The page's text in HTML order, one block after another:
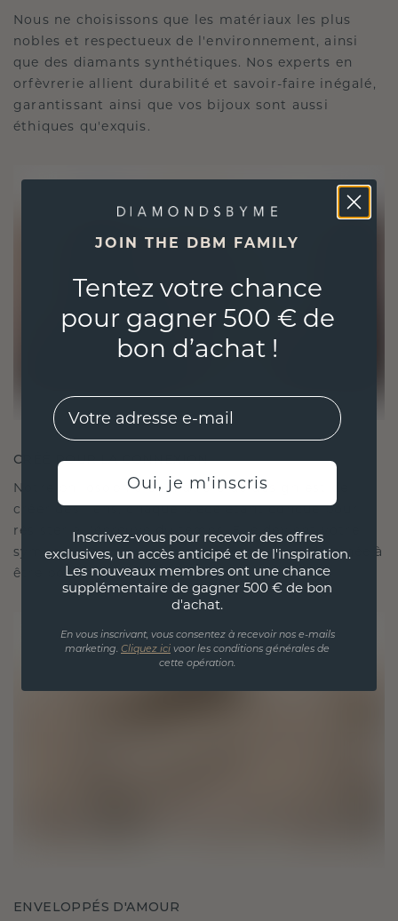
Nous ne choisissons que les matériaux les plus
nobles et respectueux de l'environnement, ainsi
que des diamants synthétiques. Nos experts en
orfèvrerie allient durabilité et savoir-faire inégalé,
garantissant ainsi que vos bijoux sont aussi
éthiques qu'exquis.
CRÉÉ POUR LA CONNEXION
Notre philosophie en matière de design est de
créer des liens, chaque pièce étant conçue pour
résister à l'épreuve du temps. Elle devient votre
symbole d'amour et de moments chéris, destinée à
être portée et chérie pour toujours.
ENVELOPPÉS D'AMOUR
JOIN THE DBM FAMILY
Tentez votre chance
pour gagner 500 € de
bon d’achat !
EMail
Oui, je m'inscris
Inscrivez-vous pour recevoir des offres
exclusives, un accès anticipé et de l'inspiration.
Les nouveaux membres ont une chance
supplémentaire de gagner 500 € de bon
d'achat.
En vous inscrivant, vous consentez à recevoir nos e-mails
marketing. Cliquez ici voor les conditions générales de
cette opération.